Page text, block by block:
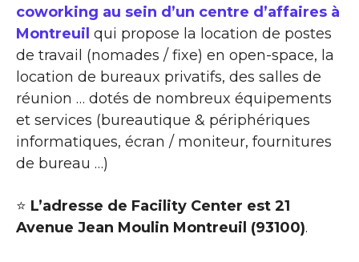
coworking au sein d’un centre d’affaires à
Montreuil qui propose la location de postes
de travail (nomades / fixe) en open-space, la
location de bureaux privatifs, des salles de
réunion … dotés de nombreux équipements
et services (bureautique & périphériques
informatiques, écran / moniteur, fournitures
de bureau …)
⭐ L’adresse de Facility Center est 21
Avenue Jean Moulin Montreuil (93100).